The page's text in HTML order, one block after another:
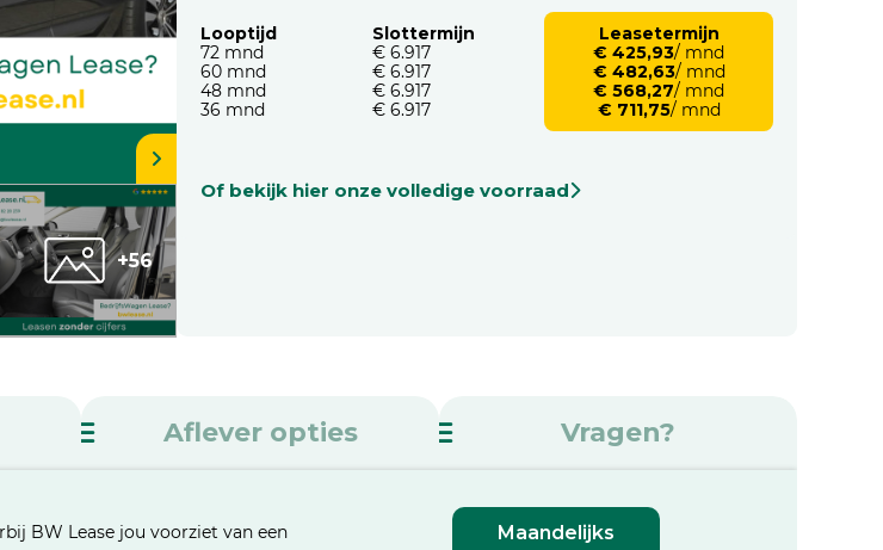
+56
Looptijd
72 mnd
60 mnd
48 mnd
36 mnd
Slottermijn
€ 6.917
€ 6.917
€ 6.917
€ 6.917
Leasetermijn
€ 425,93/ mnd
€ 482,63/ mnd
€ 568,27/ mnd
€ 711,75/ mnd
Of bekijk hier onze volledige voorraad
Aflever opties Vragen?
BW Lease jou voorziet van een
Maandelijks